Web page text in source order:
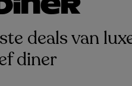
deals van
diner